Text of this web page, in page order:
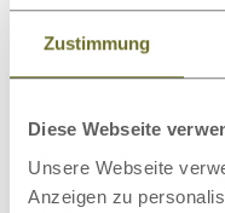
Zustimmung
Diese Webseite
Unsere Webseite
Anzeigen zu
langlebig &